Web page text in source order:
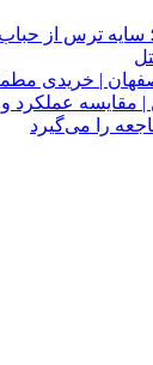
سایه ترس از
| خریدی
| مقایسه
را می‌گیرد